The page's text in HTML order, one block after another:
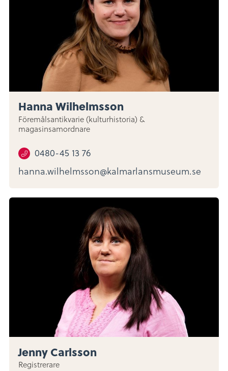
Hanna Wilhelmsson
Föremålsantikvarie (kulturhistoria) &
magasinsamordnare
0480-45 13 76
hanna.wilhelmsson@kalmarlansmuseum.se
Jenny Carlsson
Registrerare